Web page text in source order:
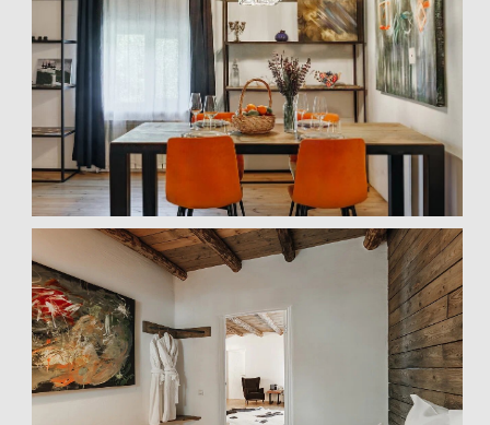
ПРЕДСТАВИТЕЛЬСКИЙ
КОТТЕДЖ 1